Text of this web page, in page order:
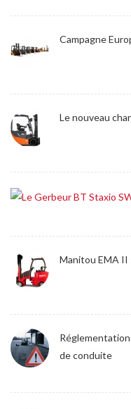
Campagne
Le nouveau
Manitou EMA
de conduite